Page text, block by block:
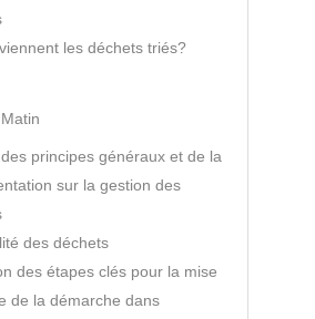
les déchets triés?
principes généraux et de la
sur la gestion des
des déchets
des étapes clés pour la mise
de la démarche dans